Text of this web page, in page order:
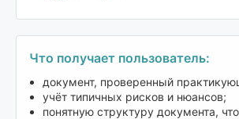
Что получает пользователь:
документ, проверенный
учёт типичных рисков и нюансов;
понятную структуру документа,